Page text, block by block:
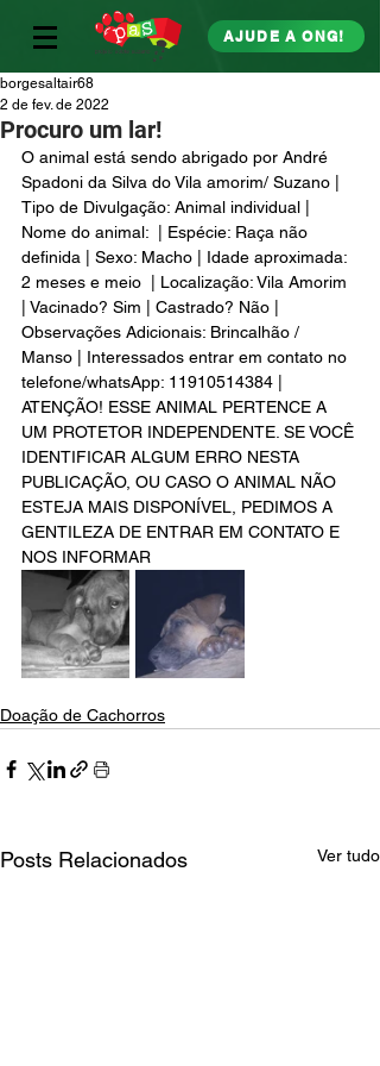
AJUDE A ONG!
Procuro um lar!
borgesaltair68
2 de fev. de 2022
O animal está sendo abrigado por André
Spadoni da Silva do Vila amorim/ Suzano |
Tipo de Divulgação: Animal individual |
Nome do animal:  | Espécie: Raça não
definida | Sexo: Macho | Idade aproximada:
2 meses e meio  | Localização: Vila Amorim
| Vacinado? Sim | Castrado? Não |
Observações Adicionais: Brincalhão /
Manso | Interessados entrar em contato no
telefone/whatsApp: 11910514384 |
ATENÇÃO! ESSE ANIMAL PERTENCE A
UM PROTETOR INDEPENDENTE. SE VOCÊ
IDENTIFICAR ALGUM ERRO NESTA
PUBLICAÇÃO, OU CASO O ANIMAL NÃO
ESTEJA MAIS DISPONÍVEL, PEDIMOS A
GENTILEZA DE ENTRAR EM CONTATO E
NOS INFORMAR
Doação de Cachorros
Posts Relacionados Ver tudo